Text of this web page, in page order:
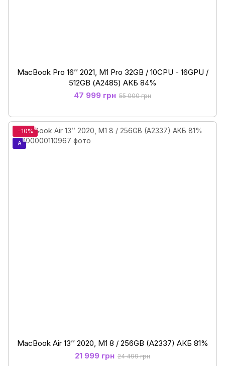
MacBook Pro 16’’ 2021, M1 Pro 32GB / 10CPU - 16GPU /
512GB (А2485) АКБ 84%
47 999 грн 55 000 грн
−10%
A
MacBook Air 13’’ 2020, М1 8 / 256GB (A2337) АКБ 81%
21 999 грн 24 499 грн